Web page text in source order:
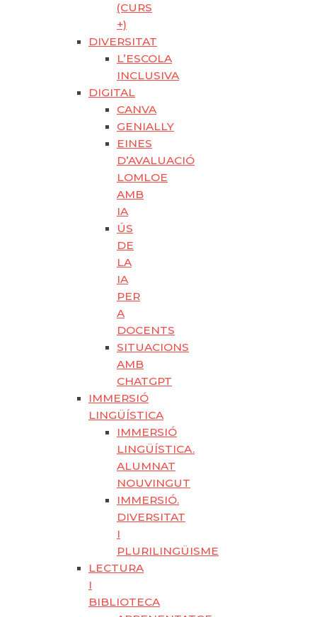
(CURS
+)
DIVERSITAT
L’ESCOLA
INCLUSIVA
DIGITAL
CANVA
GENIALLY
EINES
D’AVALUACIÓ
LOMLOE
AMB
IA
ÚS
DE
LA
IA
PER
A
DOCENTS
SITUACIONS
AMB
CHATGPT
IMMERSIÓ
LINGÜÍSTICA
IMMERSIÓ
LINGÜÍSTICA.
ALUMNAT
NOUVINGUT
IMMERSIÓ.
DIVERSITAT
I
PLURILINGÜISME
LECTURA
I
BIBLIOTECA